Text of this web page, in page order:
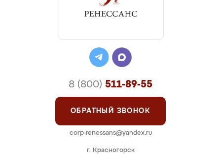
г. Красногорск
8 (800) 511-89-55
ОБРАТНЫЙ ЗВОНОК
corp-renessans@yandex.ru